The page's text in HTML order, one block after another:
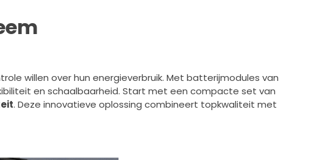
willen over hun energieverbruik. Met batterijmodules van
en schaalbaarheid. Start met een compacte set van
. Deze innovatieve oplossing combineert topkwaliteit met